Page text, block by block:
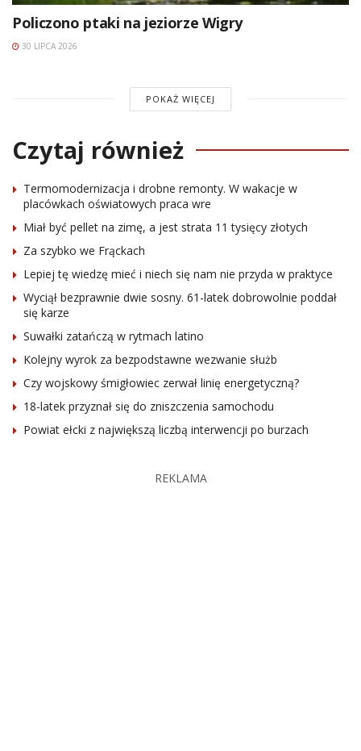
Policzono ptaki na jeziorze Wigry
30 LIPCA 2026
POKAŻ WIĘCEJ
Czytaj również
Termomodernizacja i drobne remonty. W wakacje w
placówkach oświatowych praca wre
Miał być pellet na zimę, a jest strata 11 tysięcy złotych
Za szybko we Frąckach
Lepiej tę wiedzę mieć i niech się nam nie przyda w praktyce
Wyciął bezprawnie dwie sosny. 61-latek dobrowolnie poddał
się karze
Suwałki zatańczą w rytmach latino
Kolejny wyrok za bezpodstawne wezwanie służb
Czy wojskowy śmigłowiec zerwał linię energetyczną?
18-latek przyznał się do zniszczenia samochodu
Powiat ełcki z największą liczbą interwencji po burzach
REKLAMA